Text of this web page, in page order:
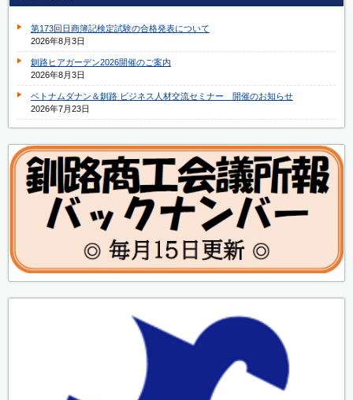
第173回日商簿記検定試験の合格発表について
2026年8月3日
釧路ヒアガーデン2026開催のご案内
2026年8月3日
ベトナムダナン＆釧路 ビジネス人材交流セミナー 開催のお知らせ
2026年7月23日